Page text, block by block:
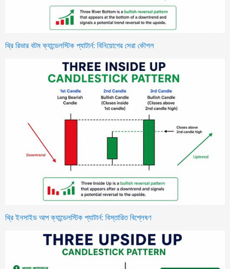
থ্রি রিভার বটম ক্যান্ডেলস্টিক প্যাটার্ন: বিনিয়োগের সেরা কৌশল
থ্রি ইনসাইড আপ ক্যান্ডেলস্টিক প্যাটার্ন: বিস্তারিত বিশ্লেষণ